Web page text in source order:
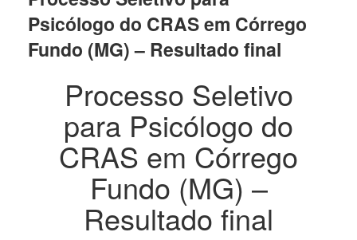
Psicólogo do CRAS em Córrego
Fundo (MG) – Resultado final
Processo Seletivo
para Psicólogo do
CRAS em Córrego
Fundo (MG) –
Resultado final